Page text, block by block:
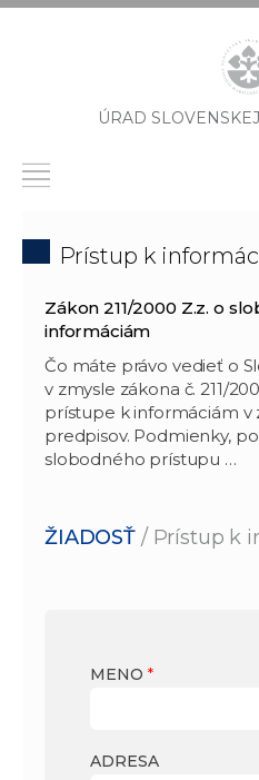
ÚRAD
Prístup k
Zákon 211/2000 Z.z. o
informáciám
Čo máte právo vedieť o
v zmysle zákona č. 211/
prístupe k informáciám v
predpisov. Podmienky,
slobodného prístupu …
ŽIADOSŤ / Prístup k
MENO *
ADRESA